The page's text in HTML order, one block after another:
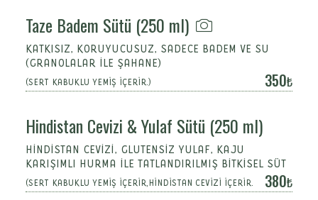
Taze Badem Sütü (250 ml)
KATKISIZ, KORUYUCUSUZ, SADECE BADEM VE SU
(GRANOLALAR İLE ŞAHANE)
(SERT KABUKLU YEMİŞ İÇERİR.) 350
Hindistan Cevizi & Yulaf Sütü (250 ml)
HINDISTAN CEVIZI, GLUTENSIZ YULAF, KAJU
KARIŞIMLI HURMA ILE TATLANDIRILMIŞ BITKISEL SÜT
(SERT KABUKLU YEMİŞ İÇERİR,HİNDİSTAN CEVİZİ İÇERİR. 380